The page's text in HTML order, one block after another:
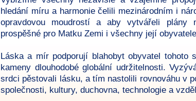
hledání míru a harmonie čelili mezinárodním i
opravdovou moudrostí a aby vytvářeli plány
prospěšné pro Matku Zemi i všechny její
Láska a mír podporují blahobyt obyvatel tohoto
kameny dlouhodobé globální udržitelnosti.
srdci pěstovali lásku, a tím nastolili rovnováhu v
společnosti, kultury, duchovna, technologie a